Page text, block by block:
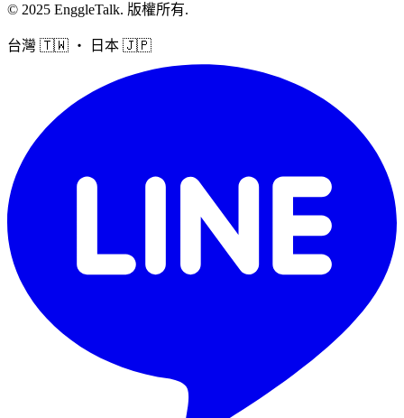
© 2025 EnggleTalk. 版權所有.
台灣 🇹🇼 ・ 日本 🇯🇵